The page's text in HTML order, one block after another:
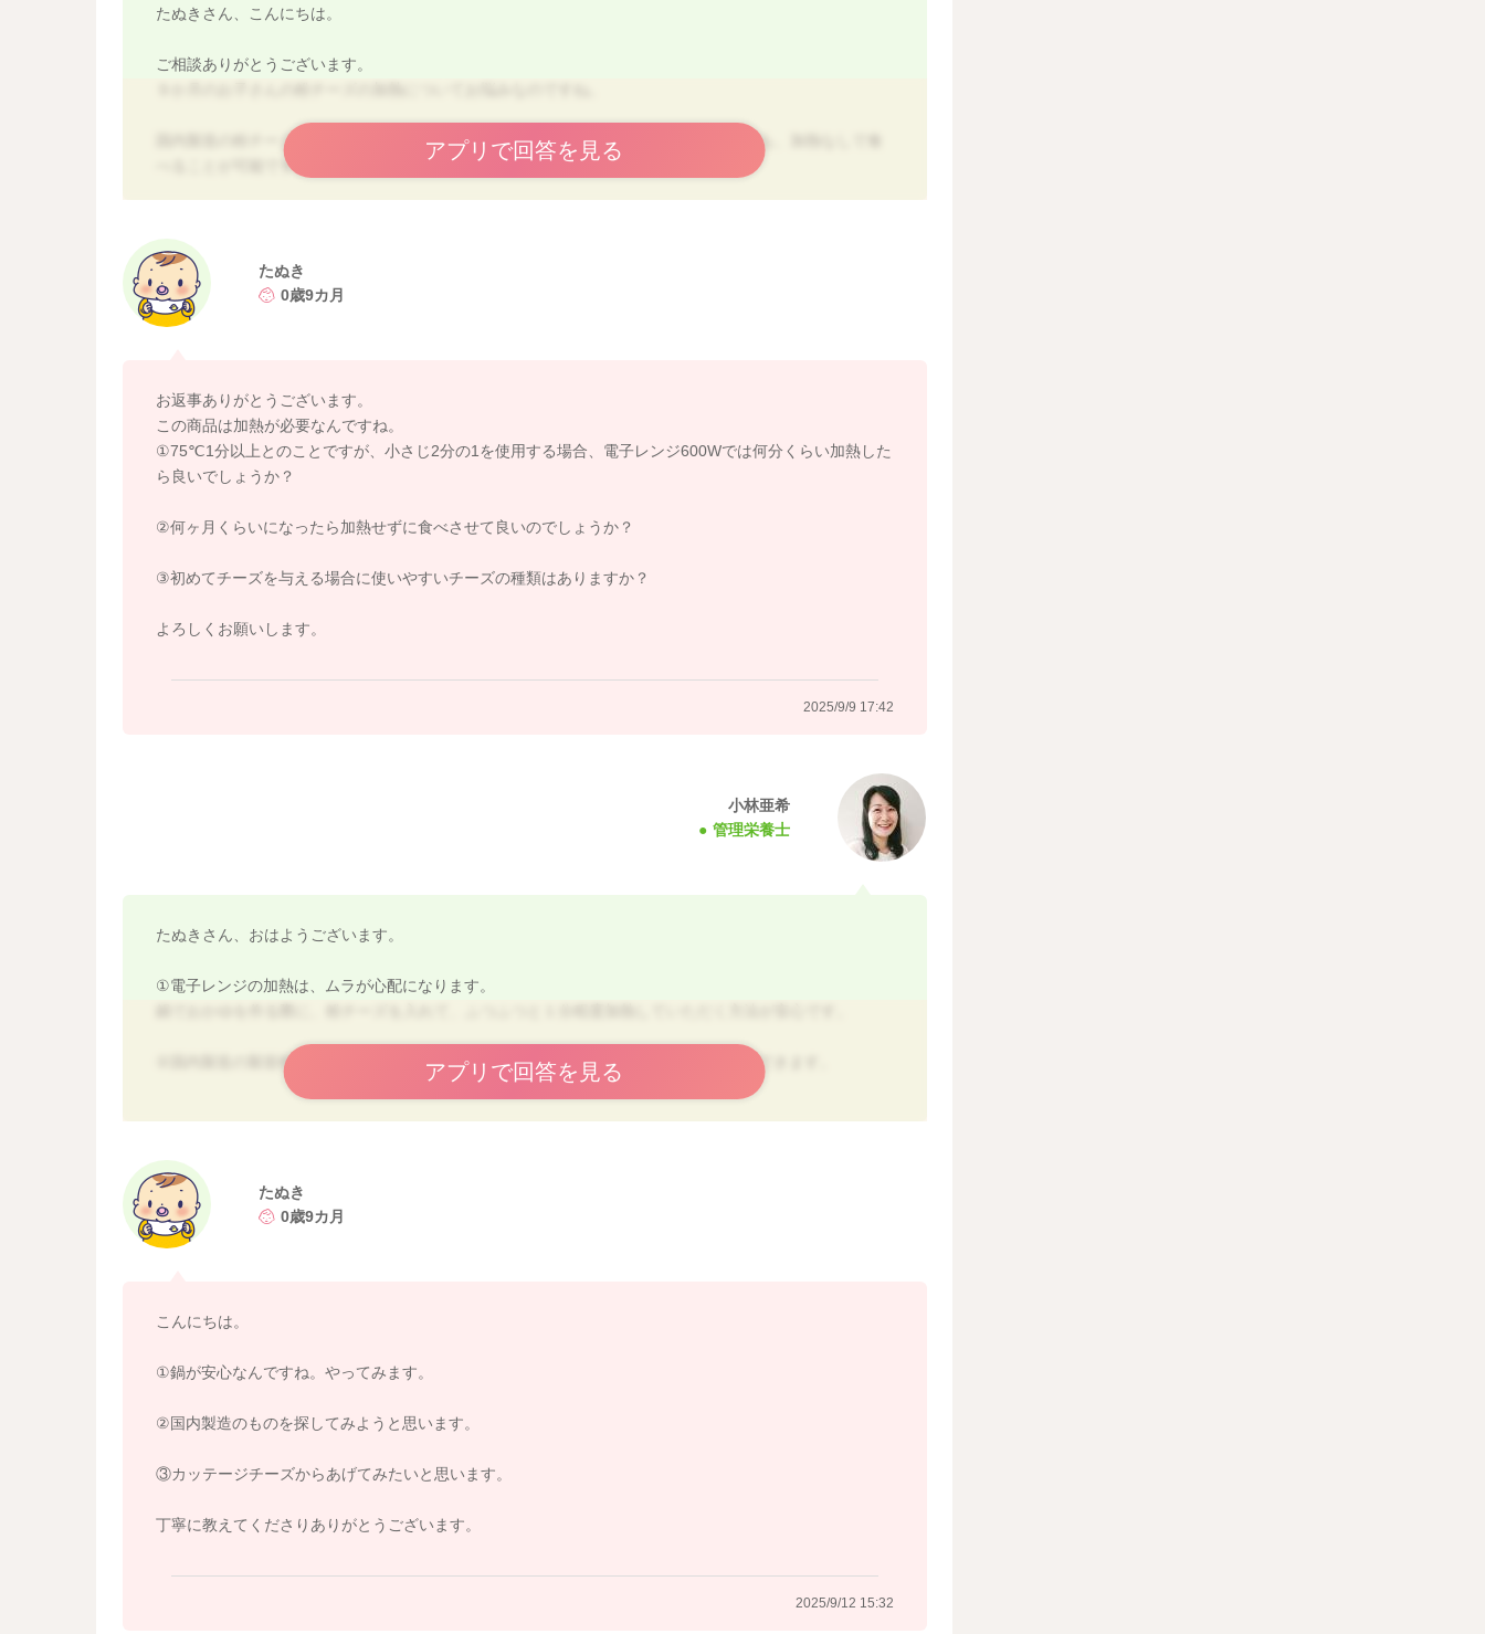
たぬきさん、こんにちは。
ご相談ありがとうございます。
国内製造の粉チーズであれば、製造時に加熱殺菌された生乳を使用するため、離乳食でも、加熱なしで食
べることが可能です。
リステリア菌の殺菌には、
７５℃１分以上を目安に加熱を進めてくださいね。
よろしくお願いします。
アプリで回答を見る
たぬき
0歳9カ月
お返事ありがとうございます。
この商品は加熱が必要なんですね。
①75℃1分以上とのことですが、小さじ2分の1を使用する場合、電子レンジ600Wでは何分くらい加熱した
ら良いでしょうか？
②何ヶ月くらいになったら加熱せずに食べさせて良いのでしょうか？
③初めてチーズを与える場合に使いやすいチーズの種類はありますか？
よろしくお願いします。
2025/9/9 17:42
小林亜希
管理栄養士
たぬきさん、おはようございます。
①電子レンジの加熱は、ムラが心配になります。
②国内製造の製造時に加熱処理されているものであれば、加熱なしで召し上がることができます。
アプリで回答を見る
たぬき
0歳9カ月
こんにちは。
①鍋が安心なんですね。やってみます。
②国内製造のものを探してみようと思います。
③カッテージチーズからあげてみたいと思います。
丁寧に教えてくださりありがとうございます。
2025/9/12 15:32